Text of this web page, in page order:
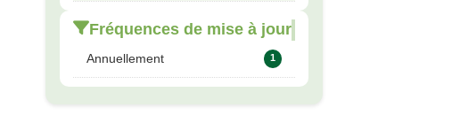
Fréquences de mise à jour
Annuellement 1